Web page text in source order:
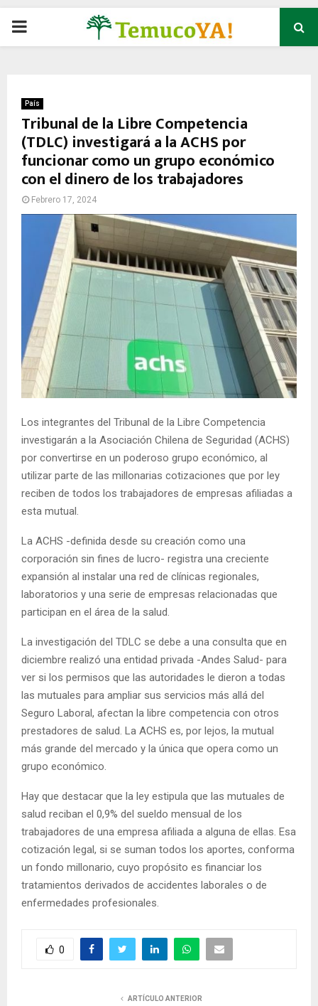
P
M
A
R
N
País
Tribunal de la Libre Competencia
(TDLC) investigará a la ACHS por
funcionar como un grupo económico
con el dinero de los trabajadores
Febrero 17, 2024
Los integrantes del Tribunal de la Libre Competencia
investigarán a la Asociación Chilena de Seguridad (ACHS)
por convertirse en un poderoso grupo económico, al
utilizar parte de las millonarias cotizaciones que por ley
reciben de todos los trabajadores de empresas afiliadas a
esta mutual.
La ACHS -definida desde su creación como una
corporación sin fines de lucro- registra una creciente
expansión al instalar una red de clínicas regionales,
laboratorios y una serie de empresas relacionadas que
participan en el área de la salud.
La investigación del TDLC se debe a una consulta que en
diciembre realizó una entidad privada -Andes Salud- para
ver si los permisos que las autoridades le dieron a todas
las mutuales para ampliar sus servicios más allá del
Seguro Laboral, afectan la libre competencia con otros
prestadores de salud. La ACHS es, por lejos, la mutual
más grande del mercado y la única que opera como un
grupo económico.
Hay que destacar que la ley estipula que las mutuales de
salud reciban el 0,9% del sueldo mensual de los
trabajadores de una empresa afiliada a alguna de ellas. Esa
cotización legal, si se suman todos los aportes, conforma
un fondo millonario, cuyo propósito es financiar los
tratamientos derivados de accidentes laborales o de
enfermedades profesionales.
0
ARTÍCULO ANTERIOR